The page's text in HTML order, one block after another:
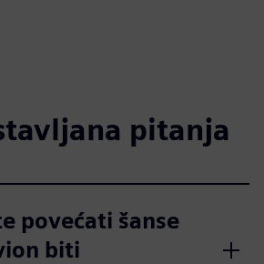
pitanja
povećati šanse
biti